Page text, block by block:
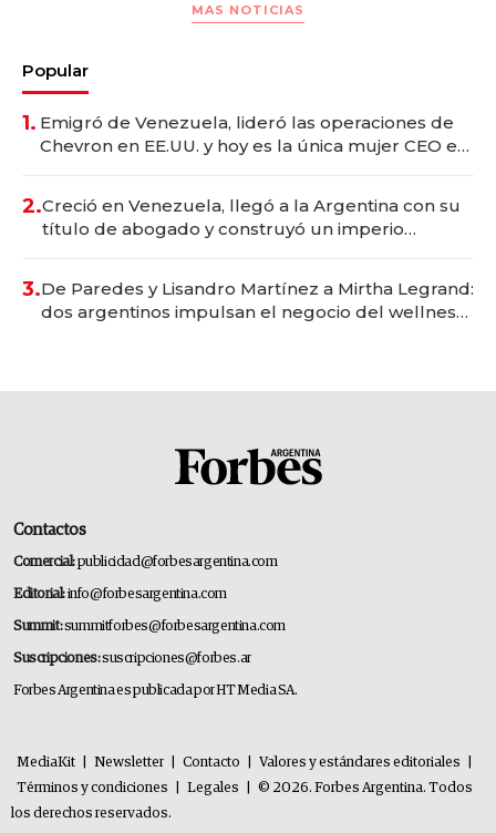
MAS NOTICIAS
Popular
1. Emigró de Venezuela, lideró las operaciones de
Chevron en EE.UU. y hoy es la única mujer CEO en
2.Creció en Venezuela, llegó a la Argentina con su
título de abogado y construyó un imperio
3.De Paredes y Lisandro Martínez a Mirtha Legrand:
dos argentinos impulsan el negocio del wellness
Contactos
Comercial:publicidad@forbesargentina.com
Editorial:info@forbesargentina.com
Summit:summitforbes@forbesargentina.com
Suscripciones:suscripciones@forbes.ar
Forbes Argentina es publicada por HT Media SA.
MediaKit Newsletter Contacto Valores y estándares editoriales
Términos y condiciones
Legales
© 2026. Forbes Argentina. Todos
los derechos reservados.